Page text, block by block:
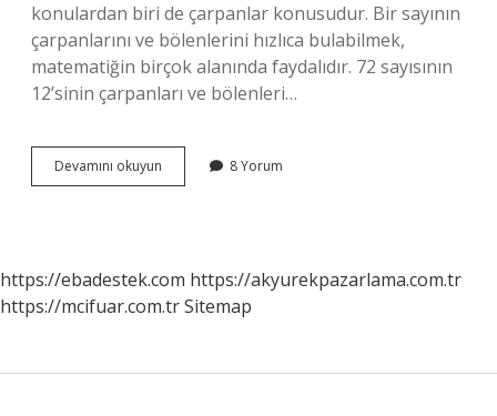
konulardan biri de çarpanlar konusudur. Bir sayının
çarpanlarını ve bölenlerini hızlıca bulabilmek,
matematiğin birçok alanında faydalıdır. 72 sayısının
12’sinin çarpanları ve bölenleri…
Devamını okuyun
Sayısının
8 Yorum
https://ebadestek.com https://akyurekpazarlama.com.tr
https://mcifuar.com.trSitemap